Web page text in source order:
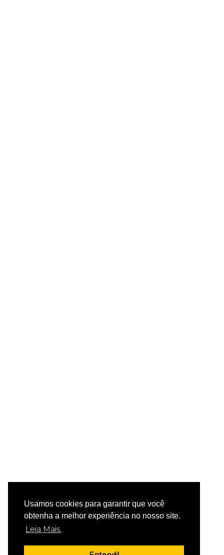
Usamos cookies para garantir que você
obtenha a melhor experiência no nosso site.
Leia Mais.